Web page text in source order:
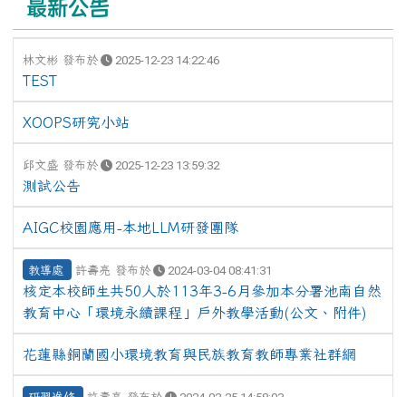
最新公告
林文彬 發布於 2025-12-23 14:22:46
TEST
XOOPS研究小站
邱文盛 發布於 2025-12-23 13:59:32
測試公告
AIGC校園應用-本地LLM研發團隊
教導處 許壽亮 發布於 2024-03-04 08:41:31
核定本校師生共50人於113年3-6月參加本分署池南自然
教育中心「環境永續課程」戶外教學活動(公文、附件)
花蓮縣銅蘭國小環境教育與民族教育教師專業社群網